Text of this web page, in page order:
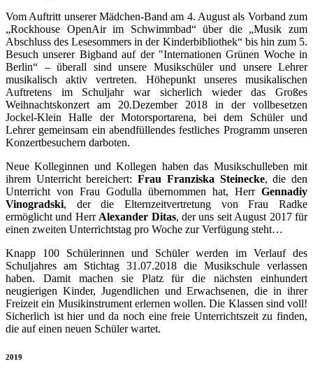
Vom Auftritt unserer Mädchen-Band am 4. August als Vorband zum
„Rockhouse OpenAir im Schwimmbad“ über die „Musik zum
Abschluss des Lesesommers in der Kinderbibliothek“ bis hin zum 5.
Besuch unserer Bigband auf der "Internationen Grünen Woche in
Berlin“ – überall sind unsere Musikschüler und unsere Lehrer
musikalisch aktiv vertreten. Höhepunkt unseres musikalischen
Auftretens im Schuljahr war sicherlich wieder das Großes
Weihnachtskonzert am 20.Dezember 2018 in der vollbesetzen
Jockel-Klein Halle der Motorsportarena, bei dem Schüler und
Lehrer gemeinsam ein abendfüllendes festliches Programm unseren
Konzertbesuchern darboten.
Neue Kolleginnen und Kollegen haben das Musikschulleben mit
ihrem Unterricht bereichert:Frau Franziska Steinecke, die den
Unterricht von Frau Godulla übernommen hat, Herr Gennadiy
Vinogradski, der die Elternzeitvertretung von Frau Radke
ermöglicht und HerrAlexander Ditas, der uns seit August 2017 für
einen zweiten Unterrichtstag pro Woche zur Verfügung steht…
Knapp 100 Schülerinnen und Schüler werden im Verlauf des
Schuljahres am Stichtag 31.07.2018 die Musikschule verlassen
haben. Damit machen sie Platz für die nächsten einhundert
neugierigen Kinder, Jugendlichen und Erwachsenen, die in ihrer
Freizeit ein Musikinstrument erlernen wollen. Die Klassen sind voll!
Sicherlich ist hier und da noch eine freie Unterrichtszeit zu finden,
die auf einen neuen Schüler wartet.
2019